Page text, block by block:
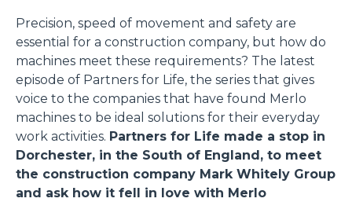
Precision, speed of movement and safety are
essential for a construction company, but how do
machines meet these requirements? The latest
episode of Partners for Life, the series that gives
voice to the companies that have found Merlo
machines to be ideal solutions for their everyday
work activities. Partners for Life made a stop in
Dorchester, in the South of England, to meet
the construction company Mark Whitely Group
and ask how it fell in love with Merlo